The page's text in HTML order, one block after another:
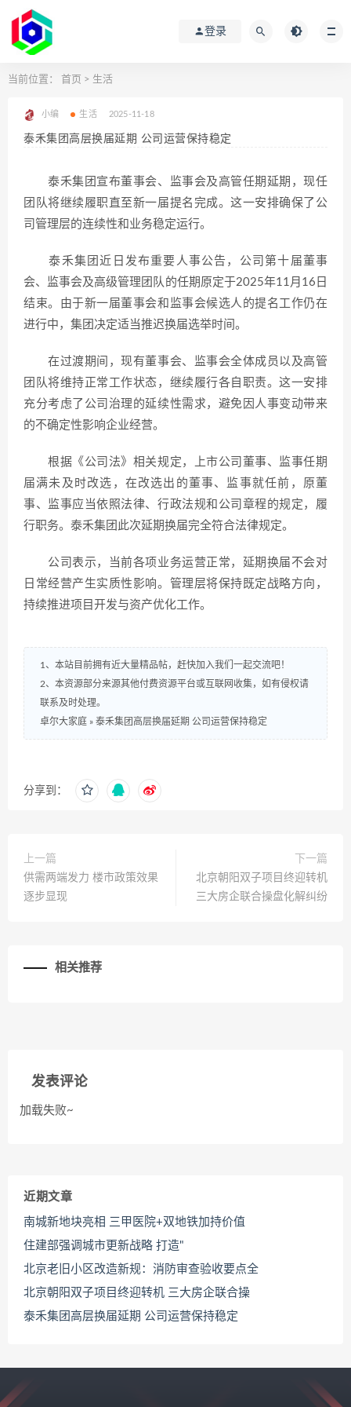
登录
当前位置： 首页 > 生活
小编 生活 2025-11-18
泰禾集团高层换届延期 公司运营保持稳定
泰禾集团宣布董事会、监事会及高管任期延期，现任
团队将继续履职直至新一届提名完成。这一安排确保了公
司管理层的连续性和业务稳定运行。
泰禾集团近日发布重要人事公告，公司第十届董事
会、监事会及高级管理团队的任期原定于2025年11月16日
结束。由于新一届董事会和监事会候选人的提名工作仍在
进行中，集团决定适当推迟换届选举时间。
在过渡期间，现有董事会、监事会全体成员以及高管
团队将维持正常工作状态，继续履行各自职责。这一安排
充分考虑了公司治理的延续性需求，避免因人事变动带来
的不确定性影响企业经营。
根据《公司法》相关规定，上市公司董事、监事任期
届满未及时改选，在改选出的董事、监事就任前，原董
事、监事应当依照法律、行政法规和公司章程的规定，履
行职务。泰禾集团此次延期换届完全符合法律规定。
公司表示，当前各项业务运营正常，延期换届不会对
日常经营产生实质性影响。管理层将保持既定战略方向，
持续推进项目开发与资产优化工作。
1、本站目前拥有近大量精品帖，赶快加入我们一起交流吧！
2、本资源部分来源其他付费资源平台或互联网收集，如有侵权请
联系及时处理。
卓尔大家庭 » 泰禾集团高层换届延期 公司运营保持稳定
分享到：
上一篇
供需两端发力 楼市政策效果
逐步显现
下一篇
北京朝阳双子项目终迎转机
三大房企联合操盘化解纠纷
相关推荐
发表评论
加载失败~
近期文章
南城新地块亮相 三甲医院+双地铁加持价值
住建部强调城市更新战略 打造"
北京老旧小区改造新规：消防审查验收要点全
北京朝阳双子项目终迎转机 三大房企联合操
泰禾集团高层换届延期 公司运营保持稳定